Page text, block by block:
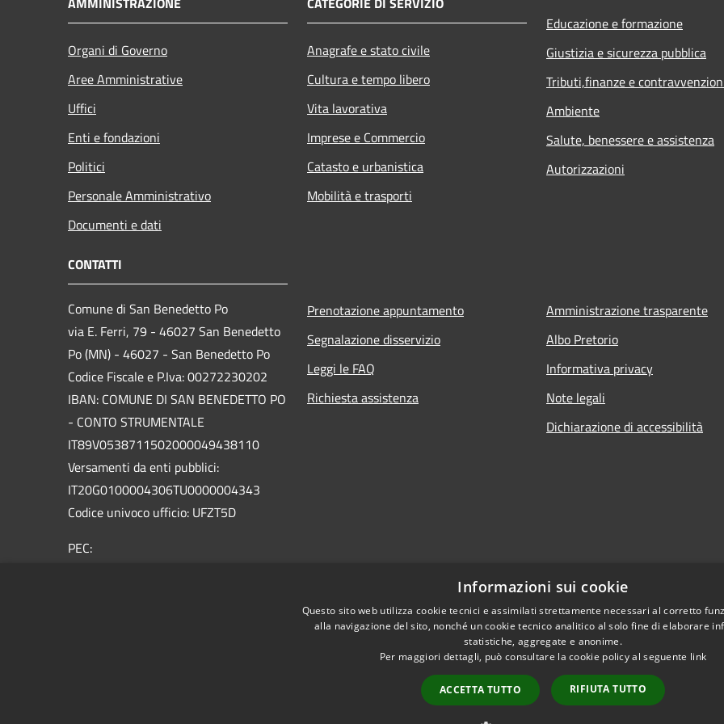
Organi di Governo
Aree Amministrative
Uffici
Enti e fondazioni
Politici
Personale Amministrativo
Documenti e dati
Anagrafe e stato civile
Cultura e tempo libero
Vita lavorativa
Imprese e Commercio
Catasto e urbanistica
Mobilità e trasporti
Educazione e formazione
Giustizia e sicurezza pubblica
Tributi,finanze e
Ambiente
Salute, benessere e assistenza
Autorizzazioni
CONTATTI
Comune di San Benedetto Po
via E. Ferri, 79 - 46027 San Benedetto
Po (MN) - 46027 - San Benedetto Po
Codice Fiscale e P.Iva: 00272230202
IBAN: COMUNE DI SAN BENEDETTO PO
- CONTO STRUMENTALE
IT89V0538711502000049438110
Versamenti da enti pubblici:
IT20G0100004306TU0000004343
Codice univoco ufficio: UFZT5D
PEC:
Prenotazione appuntamento
Segnalazione disservizio
Leggi le FAQ
Richiesta assistenza
Amministrazione trasparente
Albo Pretorio
Informativa privacy
Note legali
Dichiarazione di accessibilità
Copyright © 2021 •
Informazioni sui cookie
Questo sito web utilizza cookie tecnici e assimilati strettamente necessari al corretto
alla navigazione del sito, nonché un cookie tecnico analitico al solo fine di elaborare
statistiche, aggregate e anonime.
Per maggiori dettagli, può consultare la cookie policy al seguente link
ACCETTA TUTTO RIFIUTA TUTTO